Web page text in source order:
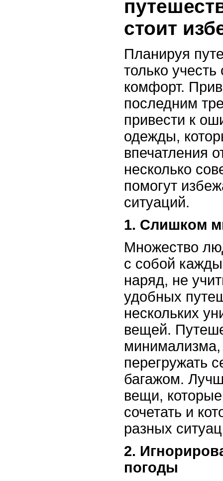
стоит
Планируя
только
комфорт.
последним
привести к
одежды,
впечатления
несколько
помогут
ситуаций.
1. Слишком
Множество
с собой
наряд, не
удобных
нескольких
вещей.
перегружать
багажом.
вещи,
сочетать и
разных
2.
погоды